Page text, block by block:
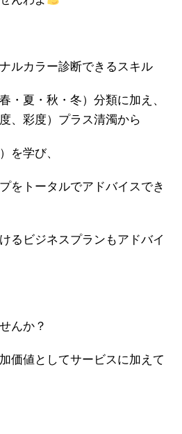
ルカラー診断できるスキル
・夏・秋・冬）分類に加え、
、彩度）プラス清濁から
を学び、
をトータルでアドバイスでき
るビジネスプランもアドバイ
んか？
価値としてサービスに加えて